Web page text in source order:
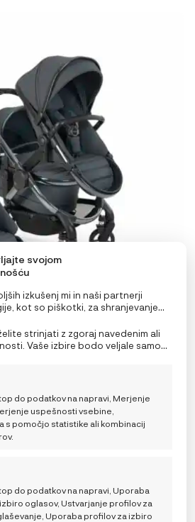
svojom
izkušenj mi in naši partnerji
kot so piškotki, za shranjevanje
partnerjem omogoča obdelavo
vedenje pri brskanju ali edinstveni
mestu. Neprivolitev ali
strinjati z zgoraj navedenim ali
Vaše izbire bodo veljale samo
v pravilniku o piškotkih ali
soglasja na dnu zaslona.
do podatkov na napravi, Merjenje
uspešnosti vsebine,
s pomočjo statistike ali kombinacij
do podatkov na napravi, Uporaba
oglasov, Ustvarjanje profilov za
Uporaba profilov za izbiro
approximately days.
7 za dva otroka različnih
Dark Gray
V KOŠARICO